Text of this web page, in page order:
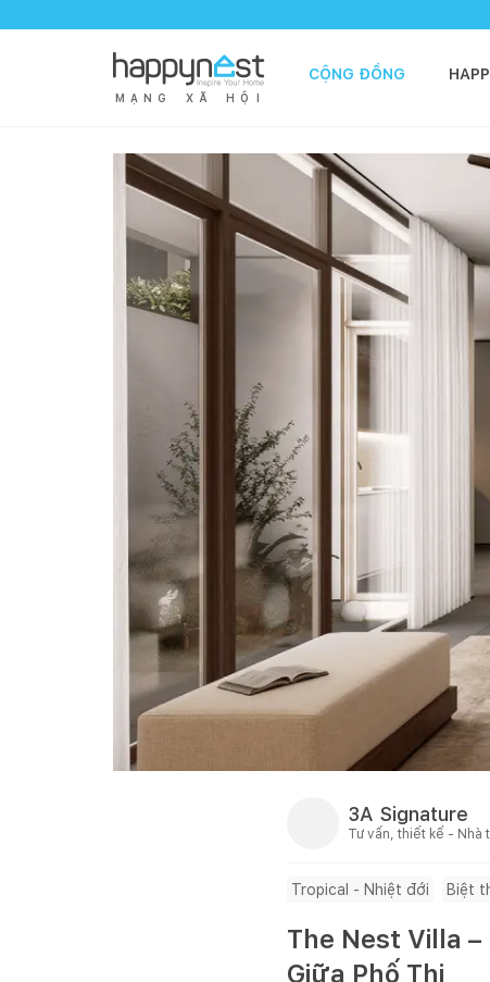
M Ạ N G X Ã H Ộ I
CỘNG ĐỒNG
3A Signature
Tư vấn, thiết kế - Nhà
Tropical - Nhiệt đới Biệt
The Nest Villa
Giữa Phố Thị